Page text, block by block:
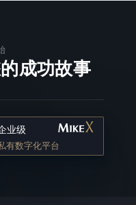
成功故事
业级
有数字化平台